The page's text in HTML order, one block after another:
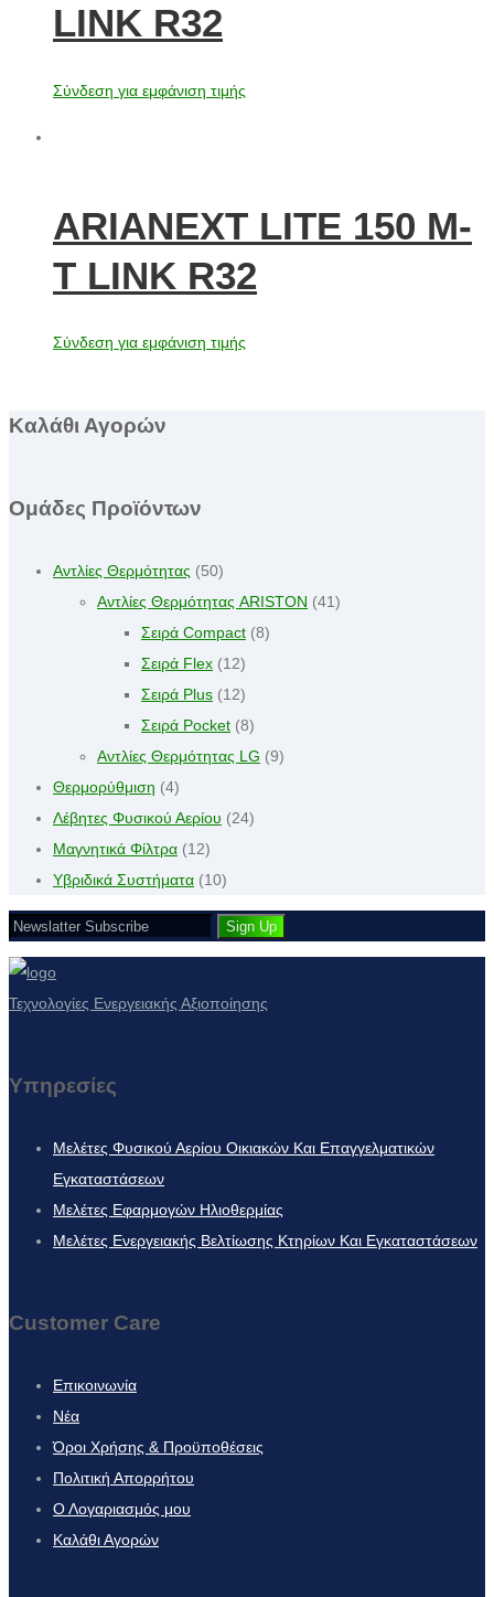
LINK R32
Σύνδεση για εμφάνιση τιμής
ARIANEXT LITE 150 M-
T LINK R32
Σύνδεση για εμφάνιση τιμής
Καλάθι Αγορών
Ομάδες Προϊόντων
Αντλίες Θερμότητας (50)
Αντλίες Θερμότητας ARISTON (41)
Σειρά Compact (8)
Σειρά Flex (12)
Σειρά Plus (12)
Σειρά Pocket (8)
Αντλίες Θερμότητας LG (9)
Θερμορύθμιση (4)
Λέβητες Φυσικού Αερίου (24)
Μαγνητικά Φίλτρα (12)
Υβριδικά Συστήματα (10)
Τεχνολογίες Ενεργειακής Αξιοποίησης
Υπηρεσίες
Μελέτες Φυσικού Αερίου Οικιακών Και Επαγγελματικών
Εγκαταστάσεων
Μελέτες Εφαρμογών Ηλιοθερμίας
Μελέτες Ενεργειακής Βελτίωσης Κτηρίων Και Εγκαταστάσεων
Customer Care
Επικοινωνία
Νέα
Όροι Χρήσης & Προϋποθέσεις
Πολιτική Απορρήτου
Ο Λογαριασμός μου
Καλάθι Αγορών